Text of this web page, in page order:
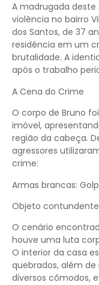
A madrugada
violência no bairro
dos Santos, de 37
residência em um
brutalidade. A
após o trabalho
A Cena do Crime
O corpo de Bruno
imóvel,
região da cabeça.
agressores
crime:
Armas brancas:
Objeto
O cenário
houve uma luta
O interior da casa
quebrados, além
diversos cômodos,